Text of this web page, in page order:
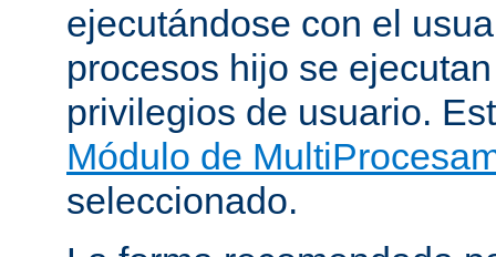
ejecutándose con el
procesos hijo se
privilegios de usuario.
Módulo de
seleccionado.